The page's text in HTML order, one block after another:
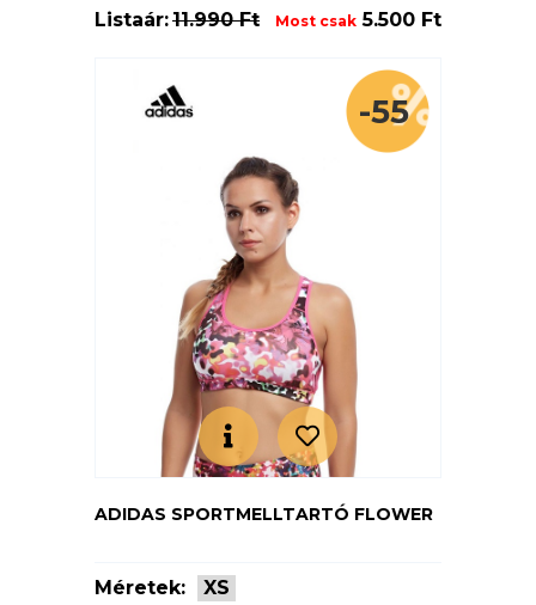
Listaár:11.990 Ft Most csak 5.500 Ft
-55
ADIDAS SPORTMELLTARTÓ FLOWER
Méretek: XS